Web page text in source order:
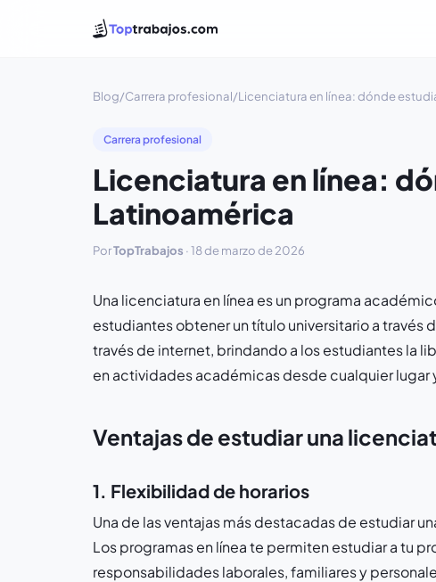
Blog/Carrera profesional/Licenciatura en línea: dónde
Carrera profesional
Licenciatura en línea:
Latinoamérica
PorTopTrabajos ·18 de marzo de 2026
Una licenciatura en línea es un programa
estudiantes obtener un título universitario a través
través de internet, brindando a los estudiantes la
en actividades académicas desde cualquier lugar
Ventajas de estudiar una
1. Flexibilidad de horarios
Una de las ventajas más destacadas de estudiar
Los programas en línea te permiten estudiar a tu
responsabilidades laborales, familiares y